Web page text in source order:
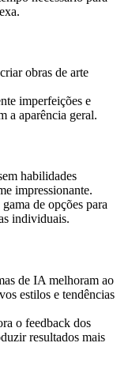
obras de arte
imperfeições e
a aparência geral.
habilidades
impressionante.
de opções para
individuais.
de IA melhoram ao
estilos e tendências
o feedback dos
resultados mais